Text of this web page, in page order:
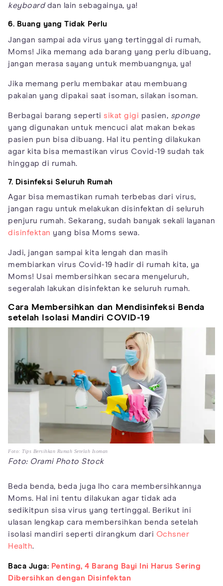
keyboarddan lain sebagainya, ya!
6. Buang yang Tidak Perlu
Jangan sampai ada virus yang tertinggal di rumah,
Moms! Jika memang ada barang yang perlu dibuang,
jangan merasa sayang untuk membuangnya, ya!
Jika memang perlu membakar atau membuang
pakaian yang dipakai saat isoman, silakan isoman.
Berbagai barang seperti sikat gigi pasien, sponge
yang digunakan untuk mencuci alat makan bekas
pasien pun bisa dibuang. Hal itu penting dilakukan
agar kita bisa memastikan virus Covid-19 sudah tak
hinggap di rumah.
7. Disinfeksi Seluruh Rumah
Agar bisa memastikan rumah terbebas dari virus,
jangan ragu untuk melakukan disinfektan di seluruh
penjuru rumah. Sekarang, sudah banyak sekali layanan
disinfektan yang bisa Moms sewa.
Jadi, jangan sampai kita lengah dan masih
membiarkan virus Covid-19 hadir di rumah kita, ya
Moms! Usai membersihkan secara menyeluruh,
segeralah lakukan disinfektan ke seluruh rumah.
Cara Membersihkan dan Mendisinfeksi Benda
setelah Isolasi Mandiri COVID-19
Foto: Tips Bersihkan Rumah Setelah Isoman
Foto: Orami Photo Stock
Beda benda, beda juga lho cara membersihkannya
Moms. Hal ini tentu dilakukan agar tidak ada
sedikitpun sisa virus yang tertinggal. Berikut ini
ulasan lengkap cara membersihkan benda setelah
isolasi mandiri seperti dirangkum dari Ochsner
Health.
Baca Juga: Penting, 4 Barang Bayi Ini Harus Sering
Dibersihkan dengan Disinfektan